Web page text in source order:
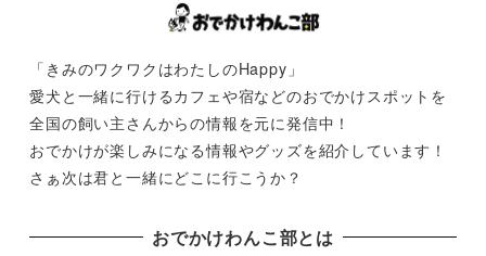
「きみのワクワクはわたしのHappy」
愛犬と一緒に行けるカフェや宿などのおでかけスポットを
全国の飼い主さんからの情報を元に発信中！
おでかけが楽しみになる情報やグッズを紹介しています！
さぁ次は君と一緒にどこに行こうか？
おでかけわんこ部とは